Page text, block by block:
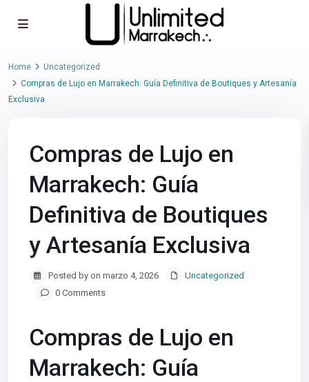
Home
Uncategorized
Compras de Lujo en Marrakech: Guía Definitiva de Boutiques y Artesanía
Exclusiva
Compras de Lujo en
Marrakech: Guía
Definitiva de Boutiques
y Artesanía Exclusiva
Posted by on marzo 4, 2026
Uncategorized
0 Comments
Compras de Lujo en
Marrakech: Guía